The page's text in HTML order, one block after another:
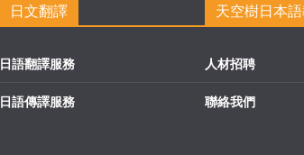
日文翻譯
日語翻譯服務
日語傳譯服務
天空樹日本
人材招聘
聯絡我們